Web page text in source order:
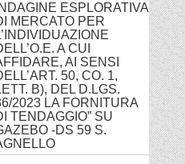
INDAGINE ESPLORATIVA
MERCATO PER
A CUI
AI SENSI
50, CO. 1,
B), DEL D.LGS.
2023 LA FORNITURA
TENDAGGIO” SU
-DS 59 S.